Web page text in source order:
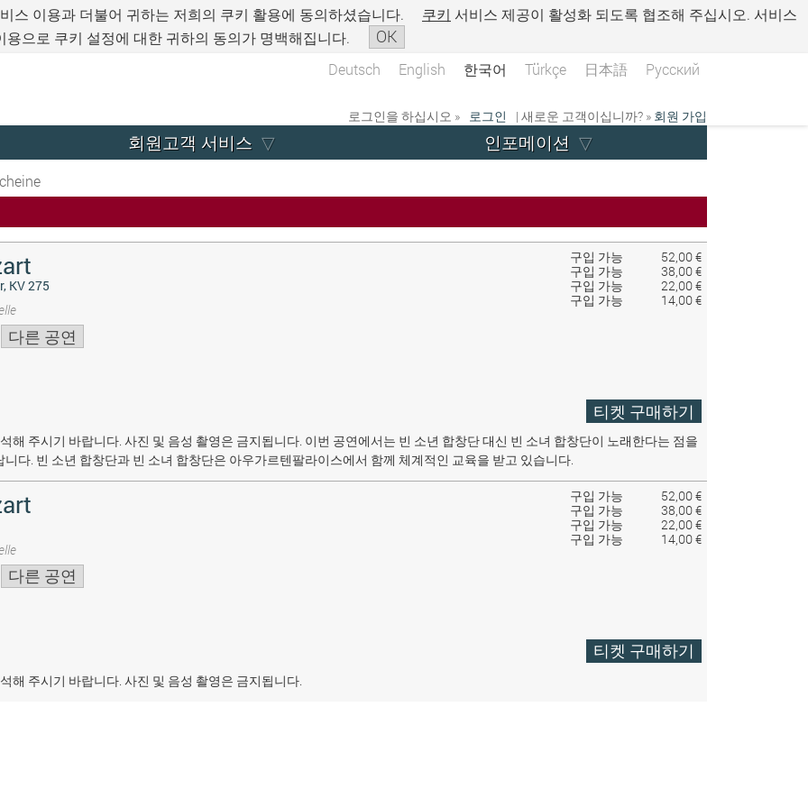
스 이용과 더불어 귀하는 저희의 쿠키 활용에 동의하셨습니다. 쿠키 서비스 제공이 활성화 되도록 협조해 주십시오. 서비스
용으로 쿠키 설정에 대한 귀하의 동의가 명백해집니다.
OK
Deutsch English 한국어 Türkçe 日本語 Русский
로그인을 하십시오 » 로그인 | 새로운 고객이십니까? » 회원 가입
회원고객 서비스 인포메이션
구입 가능
52,00 €
구입 가능
38,00 €
구입 가능
22,00 €
구입 가능
14,00 €
KV 275
다른 공연
티켓 구매하기
해 주시기 바랍니다. 사진 및 음성 촬영은 금지됩니다. 이번 공연에서는 빈 소년 합창단 대신 빈 소녀 합창단이 노래한다는 점을
다. 빈 소년 합창단과 빈 소녀 합창단은 아우가르텐팔라이스에서 함께 체계적인 교육을 받고 있습니다.
구입 가능
52,00 €
구입 가능
38,00 €
구입 가능
22,00 €
구입 가능
14,00 €
다른 공연
티켓 구매하기
해 주시기 바랍니다. 사진 및 음성 촬영은 금지됩니다.